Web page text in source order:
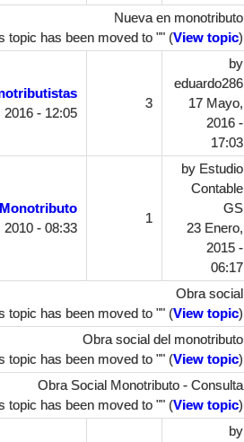
Nueva en monotributo
topic has been moved to "" (View topic)
- 12:05
3
by
eduardo286
17 Mayo,
2016 -
17:03
- 08:33
1
by Estudio
Contable
GS
23 Enero,
2015 -
06:17
Obra social
topic has been moved to "" (View topic)
Obra social del monotributo
topic has been moved to "" (View topic)
Obra Social Monotributo - Consulta
topic has been moved to "" (View topic)
by